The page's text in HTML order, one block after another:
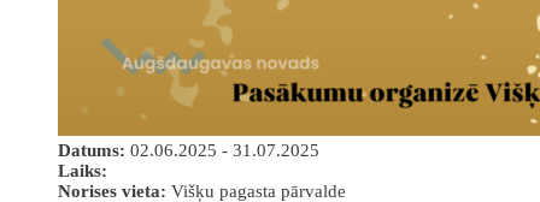
Datums: 02.06.2025 - 31.07.2025
Laiks:
Norises vieta: Višķu pagasta pārvalde